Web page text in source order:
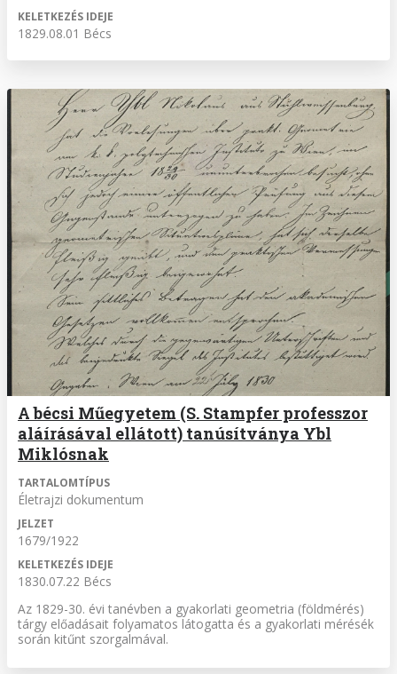
KELETKEZÉS IDEJE
1829.08.01 Bécs
A bécsi Műegyetem (S. Stampfer professzor
aláírásával ellátott) tanúsítványa Ybl
Miklósnak
TARTALOMTÍPUS
Életrajzi dokumentum
JELZET
1679/1922
KELETKEZÉS IDEJE
1830.07.22 Bécs
Az 1829-30. évi tanévben a gyakorlati geometria (földmérés)
tárgy előadásait folyamatos látogatta és a gyakorlati mérésék
során kitűnt szorgalmával.